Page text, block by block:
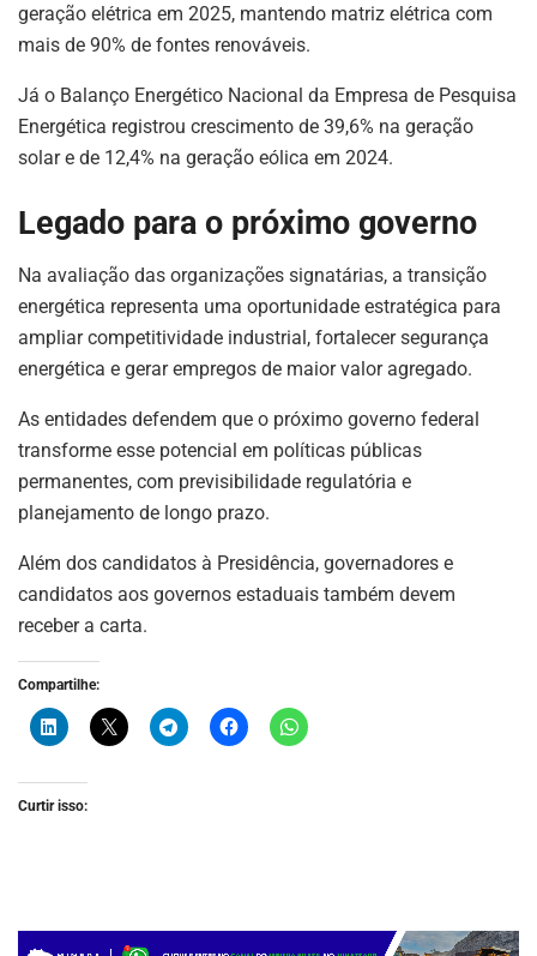
geração elétrica em 2025, mantendo matriz elétrica com
mais de 90% de fontes renováveis.
Já o Balanço Energético Nacional da Empresa de Pesquisa
Energética registrou crescimento de 39,6% na geração
solar e de 12,4% na geração eólica em 2024.
Legado para o próximo governo
Na avaliação das organizações signatárias, a transição
energética representa uma oportunidade estratégica para
ampliar competitividade industrial, fortalecer segurança
energética e gerar empregos de maior valor agregado.
As entidades defendem que o próximo governo federal
transforme esse potencial em políticas públicas
permanentes, com previsibilidade regulatória e
planejamento de longo prazo.
Além dos candidatos à Presidência, governadores e
candidatos aos governos estaduais também devem
receber a carta.
Compartilhe:
Curtir isso: